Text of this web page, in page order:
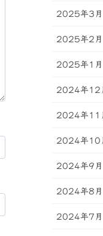
2025年3月
2025年2月
2025年1月
2024年12
2024年11
2024年10
2024年9月
2024年8月
2024年7月